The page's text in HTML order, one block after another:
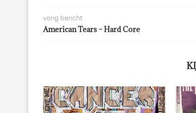
vorig bericht
American Tears – Hard Core